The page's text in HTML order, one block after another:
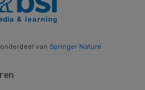
van Springer Nature